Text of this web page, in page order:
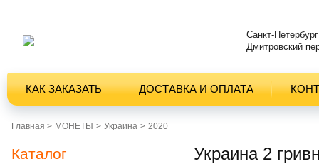
Санкт-Петербург
Дмитровский
КАК ЗАКАЗАТЬ ДОСТАВКА И ОПЛАТА
Главная > MОНЕТЫ Украина 2020
Каталог
Украина 2